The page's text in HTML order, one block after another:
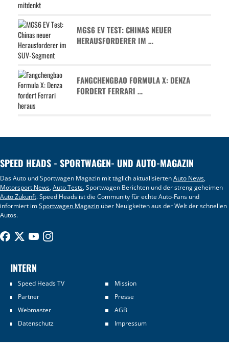
MGS6 EV TEST: CHINAS NEUER
HERAUSFORDERER IM …
FANGCHENGBAO FORMULA X: DENZA
FORDERT FERRARI …
SPEED HEADS - SPORTWAGEN- UND AUTO-MAGAZIN
Das Auto und Sportwagen Magazin mit täglich aktualisiertenAuto News,
Motorsport News,Auto Tests, Sportwagen Berichten und der streng geheimen
Auto Zukunft. Speed Heads ist die Community für echte Auto-Fans und
informiert imSportwagen Magazin über Neuigkeiten aus der Welt der schnellen
Autos.
INTERN
Speed Heads TV
Mission
Partner
Presse
Webmaster
AGB
Datenschutz
Impressum